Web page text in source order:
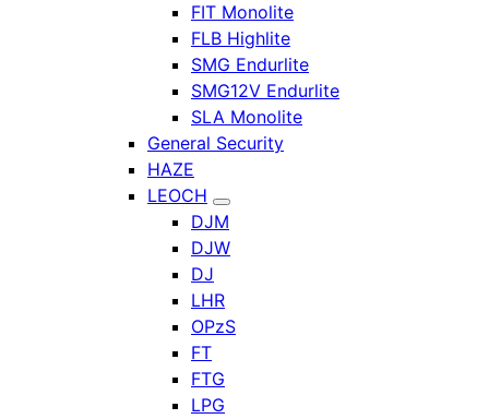
FIT Monolite
FLB Highlite
SMG Endurlite
SMG12V Endurlite
SLA Monolite
General Security
HAZE
LEOCH
DJM
DJW
DJ
LHR
OPzS
FT
FTG
LPG